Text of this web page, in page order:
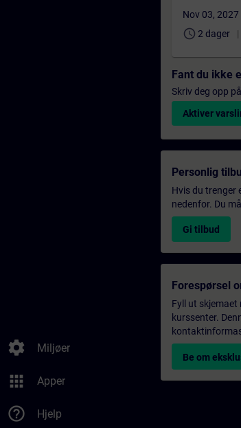
settings Miljøer
apps Apper
help_outline Hjelp
Nov 03,
schedule 2 dager
Fant du ikke
Skriv deg opp
Aktiver
Personlig
Hvis du trenger
nedenfor. Du
Gi tilbud
Forespørsel
Fyll ut skjemaet
kurssenter.
Be om